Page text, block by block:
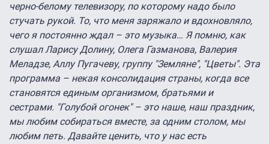
черно-белому телевизору, по которому надо было
стучать рукой. То, что меня заряжало и вдохновляло,
чего я постоянно ждал – это музыка… Я помню, как
слушал Ларису Долину, Олега Газманова, Валерия
Меладзе, Аллу Пугачеву, группу "Земляне", "Цветы". Эта
программа – некая консолидация страны, когда все
становятся единым организмом, братьями и
сестрами. "Голубой огонек" – это наше, наш праздник,
мы любим собираться вместе, за одним столом, мы
любим петь. Давайте ценить, что у нас есть